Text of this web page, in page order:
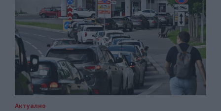
Актуално